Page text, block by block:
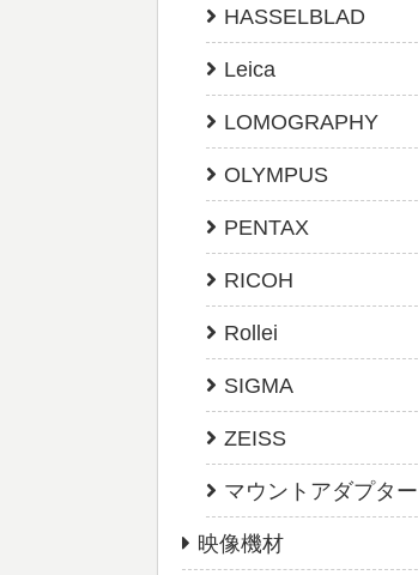
HASSELBLAD
Leica
LOMOGRAPHY
OLYMPUS
PENTAX
RICOH
Rollei
SIGMA
ZEISS
マウントアダプター
映像機材